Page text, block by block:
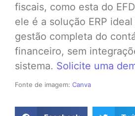
fiscais, como esta do
ele é a solução ERP
gestão completa do
financeiro, sem
sistema. Solicite uma
Fonte de imagem: Canva